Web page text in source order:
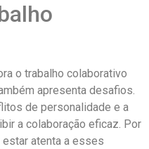
o trabalho colaborativo
apresenta desafios.
de personalidade e a
a colaboração eficaz. Por
atenta a esses